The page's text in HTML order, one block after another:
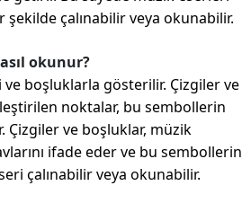
şekilde çalınabilir veya okunabilir.
okunur?
boşluklarla gösterilir. Çizgiler ve
noktalar, bu sembollerin
Çizgiler ve boşluklar, müzik
ifade eder ve bu sembollerin
çalınabilir veya okunabilir.